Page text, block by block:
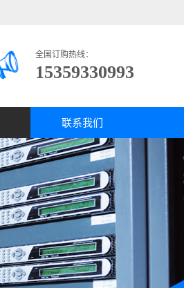
全国订购热线：
15359330993
联系我们